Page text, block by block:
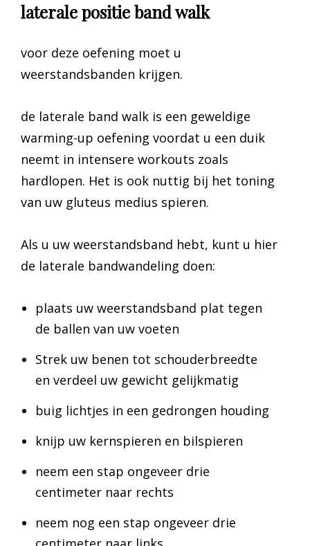
laterale positie band walk
voor deze oefening moet u
weerstandsbanden krijgen.
de laterale band walk is een geweldige
warming-up oefening voordat u een duik
neemt in intensere workouts zoals
hardlopen. Het is ook nuttig bij het toning
van uw gluteus medius spieren.
Als u uw weerstandsband hebt, kunt u hier
de laterale bandwandeling doen:
plaats uw weerstandsband plat tegen
de ballen van uw voeten
Strek uw benen tot schouderbreedte
en verdeel uw gewicht gelijkmatig
buig lichtjes in een gedrongen houding
knijp uw kernspieren en bilspieren
neem een stap ongeveer drie
centimeter naar rechts
neem nog een stap ongeveer drie